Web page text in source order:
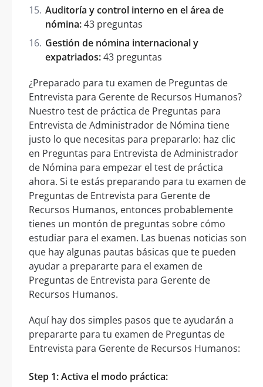
Auditoría y control interno en el área de
nómina:43 preguntas
Gestión de nómina internacional y
expatriados:43 preguntas
¿Preparado para tu examen de Preguntas de
Entrevista para Gerente de Recursos Humanos?
Nuestro test de práctica de Preguntas para
Entrevista de Administrador de Nómina tiene
justo lo que necesitas para prepararlo: haz clic
en Preguntas para Entrevista de Administrador
de Nómina para empezar el test de práctica
ahora. Si te estás preparando para tu examen de
Preguntas de Entrevista para Gerente de
Recursos Humanos, entonces probablemente
tienes un montón de preguntas sobre cómo
estudiar para el examen. Las buenas noticias son
que hay algunas pautas básicas que te pueden
ayudar a prepararte para el examen de
Preguntas de Entrevista para Gerente de
Recursos Humanos.
Aquí hay dos simples pasos que te ayudarán a
prepararte para tu examen de Preguntas de
Entrevista para Gerente de Recursos Humanos:
Step 1: Activa el modo práctica: